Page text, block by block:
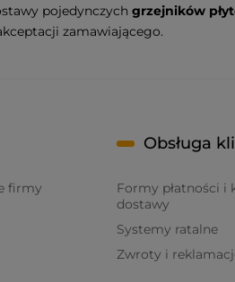
pojedynczych grzejników
zamawiającego.
firmy
Obsługa
Formy płatności i
dostawy
Systemy ratalne
Zwroty i